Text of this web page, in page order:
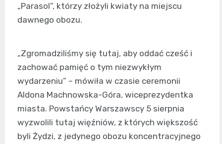
„Parasol”, którzy złożyli kwiaty na miejscu
dawnego obozu.
„Zgromadziliśmy się tutaj, aby oddać cześć i
zachować pamięć o tym niezwykłym
wydarzeniu” – mówiła w czasie ceremonii
Aldona Machnowska-Góra, wiceprezydentka
miasta. Powstańcy Warszawscy 5 sierpnia
wyzwolili tutaj więźniów, z których większość
byli Żydzi, z jedynego obozu koncentracyjnego